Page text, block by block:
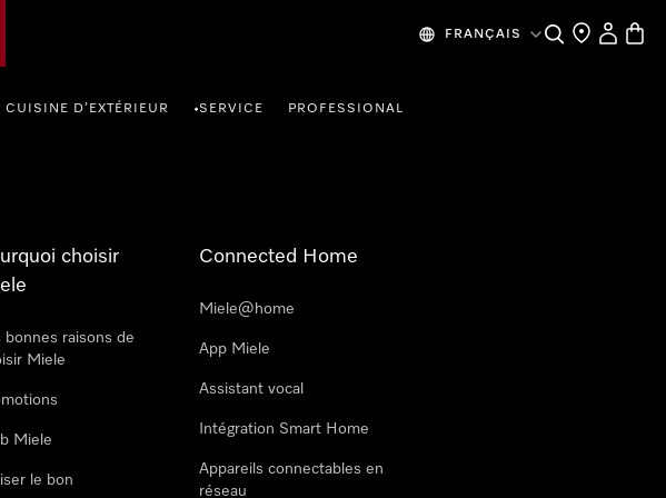
FRANÇAIS SearchFind a store
My
CUISINE D’EXTÉRIEUR •SERVICE PROFESSIONAL
choisir
bonnes raisons de
Miele
Miele
le bon
Connected Home
Miele@home
App Miele
Assistant vocal
Intégration Smart Home
Appareils connectables en
réseau